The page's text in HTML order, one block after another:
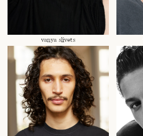
vanya slivets